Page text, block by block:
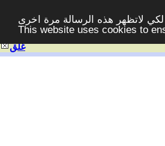
لاتظهر هذه الرسالة مرة اخرى -
This website uses cookies to
غلق